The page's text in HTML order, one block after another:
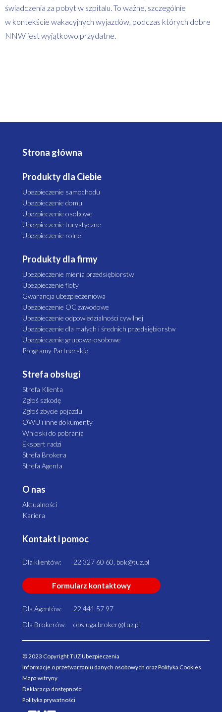
świadczenia za pobyt w szpitalu. To ważne, szczególnie
w kontekście wakacyjnych wyjazdów, podczas których dobre
NNW jest wyjątkowo przydatne.
Strona główna
Produkty dla Ciebie
Ubezpieczenie samochodu
Ubezpieczenie domu
Ubezpieczenie osobowe
Ubezpieczenie turystyczne
Ubezpieczenie rolne
Produkty dla firmy
Ubezpieczenie mienia przedsiębiorstw
Ubezpieczenie floty
Gwarancja ubezpieczeniowa
Ubezpieczenie OC zawodowe
Ubezpieczenie odpowiedzialności cywilnej
Ubezpieczenie dla małych i średnich przedsiębiorstw
Ubezpieczenie grupowe-osobowe
Programy Partnerskie
Strefa obsługi
Strefa Klienta
Zgłoś szkodę
Zgłoś zbycie pojazdu
OWU i inne dokumenty
Wnioski do pobrania
Ekspert radzi
Strefa Brokera
Strefa Agenta
O nas
Aktualności
Kariera
Kontakt i pomoc
Dla klientów: 22 327 60 60, bok@tuz.pl
Formularz kontaktowy
Dla Agentów:
22 441 57 97
Dla Brokerów:
obsluga.broker@tuz.pl
© 2023 Copyright TUZ Ubezpieczenia
Informacje o przetwarzaniu danych osobowych oraz Polityka Cookies
Mapa witryny
Deklaracja dostępności
Polityka prywatności